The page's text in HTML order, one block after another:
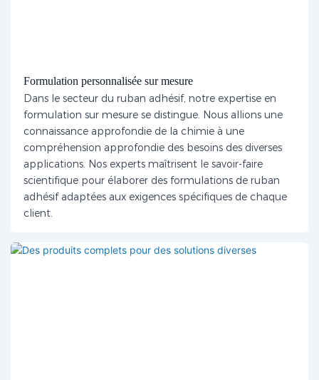
Formulation personnalisée sur mesure
Dans le secteur du ruban adhésif, notre expertise en
formulation sur mesure se distingue. Nous allions une
connaissance approfondie de la chimie à une
compréhension approfondie des besoins des diverses
applications. Nos experts maîtrisent le savoir-faire
scientifique pour élaborer des formulations de ruban
adhésif adaptées aux exigences spécifiques de chaque
client.